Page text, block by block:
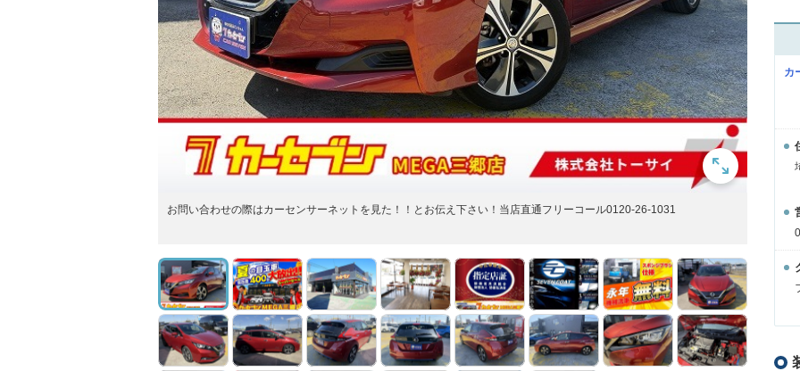
お問い合わせの際はカーセンサーネットを見た！！とお伝え下さい！当店直通フリーコール0120-26-1031
カ